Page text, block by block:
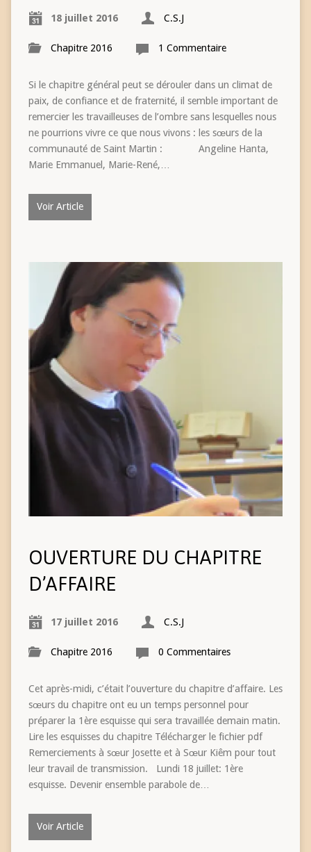
18 juillet 2016 C.S.J
Chapitre 2016 1 Commentaire
Si le chapitre général peut se dérouler dans un climat de
paix, de confiance et de fraternité, il semble important de
remercier les travailleuses de l’ombre sans lesquelles nous
ne pourrions vivre ce que nous vivons : les sœurs de la
communauté de Saint Martin : Angeline Hanta,
Marie Emmanuel, Marie-René,…
Voir Article
OUVERTURE DU CHAPITRE
D’AFFAIRE
17 juillet 2016 C.S.J
Chapitre 2016 0 Commentaires
Cet après-midi, c’était l’ouverture du chapitre d’affaire. Les
sœurs du chapitre ont eu un temps personnel pour
préparer la 1ère esquisse qui sera travaillée demain matin.
Lire les esquisses du chapitre Télécharger le fichier pdf
Remerciements à sœur Josette et à Sœur Kiêm pour tout
leur travail de transmission. Lundi 18 juillet: 1ère
esquisse. Devenir ensemble parabole de…
Voir Article